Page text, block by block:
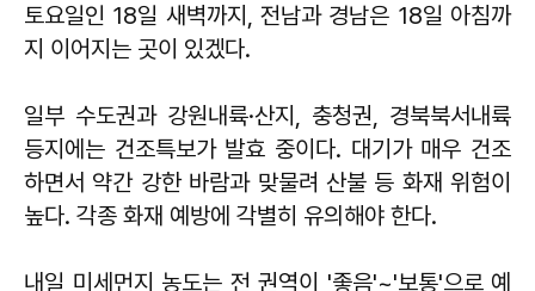
토요일인 18일 새벽까지, 전남과 경남은 18일 아침까
지 이어지는 곳이 있겠다.
일부 수도권과 강원내륙·산지, 충청권, 경북북서내륙
등지에는 건조특보가 발효 중이다. 대기가 매우 건조
하면서 약간 강한 바람과 맞물려 산불 등 화재 위험이
높다. 각종 화재 예방에 각별히 유의해야 한다.
내일 미세먼지 농도는 전 권역이 '좋음'~'보통'으로 예